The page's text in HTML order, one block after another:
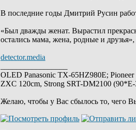
В последние годы Дмитрий Русин
«Был дважды женат. Вырастил
остались мама, жена, родные и
detector.media
OLED Panasonic TX-65HZ980E;
ZXC 120cm, Strong SRT-DM2100
Желаю, чтобы у Вас сбылось то, чего